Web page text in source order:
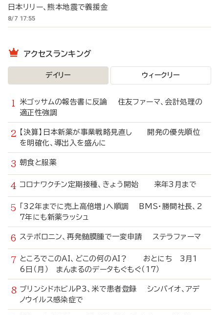
日本リリー、熊本地震で義援金
8/7 17:55
アクセスランキング
デイリー ウィークリー
米ゴッサムの報告書に反論 住友ファーマ、会計処理の
適正性強調
【決算】日本新薬が事業戦略見直し 開発の優先順位
を明確化、導出入を盛んに
朝食と服薬
コロナワクチン定期接種、きょう開始 来年3月まで
「32年までに売上高倍増」へ順調 BMS・勝間社長、2
7年にも新薬ラッシュ
ステボロニン、再発髄膜腫で一変申請 ステラファーマ
ところでこのAI、どこの何のAI？ おとにち 3月1
6日（月） まんまるのデータもぐもぐ（17）
ブリンシドホビルP3、米で患者登録 シンバイオ、アデ
ノウイルス感染症で